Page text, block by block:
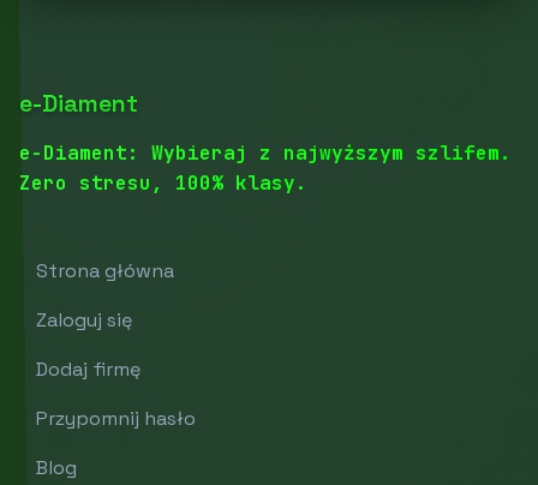
e-Diament
e-Diament: Wybieraj z najwyższym szlifem.
Zero stresu, 100% klasy.
Strona główna
Zaloguj się
Dodaj firmę
Przypomnij hasło
Blog